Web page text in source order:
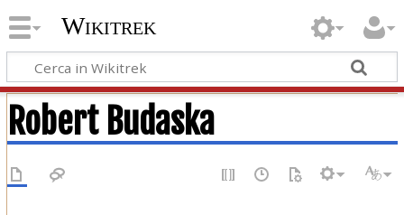
Wikitrek
Robert Budaska